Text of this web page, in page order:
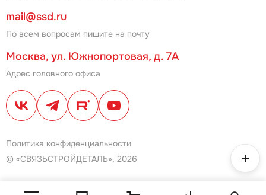
mail@ssd.ru
По всем вопросам пишите на почту
Москва, ул. Южнопортовая, д. 7А
Адрес головного офиса
Политика конфиденциальности
© «СВЯЗЬСТРОЙДЕТАЛЬ», 2026